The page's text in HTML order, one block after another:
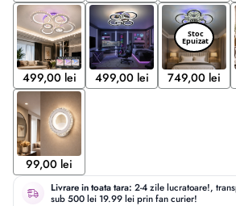
499,00 lei 499,00 lei 749,00 lei
99,00 lei
Livrare in toata tara: 2-4 zile lucratoare!,
sub 500 lei 19.99 lei prin fan curier!